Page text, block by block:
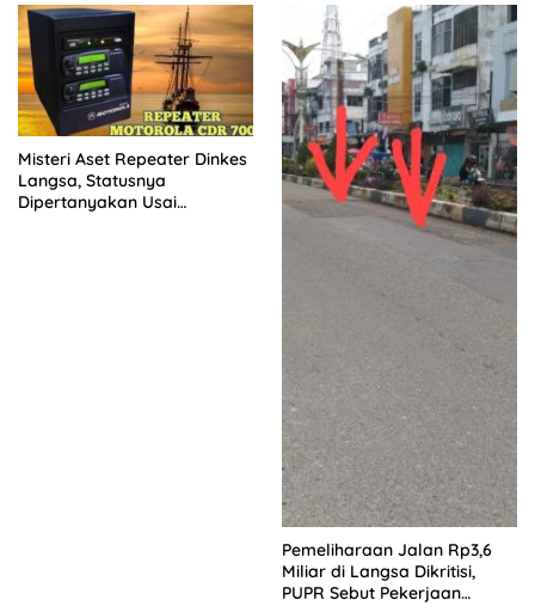
Misteri Aset Repeater Dinkes
Langsa, Statusnya
Dipertanyakan Usai
Pemeliharaan Jalan Rp3,6
Miliar di Langsa Dikritisi,
PUPR Sebut Pekerjaan